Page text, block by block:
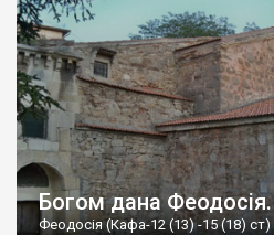
Богом дана
Феодосія (Кафа-12 (13) -15 (18) ст)